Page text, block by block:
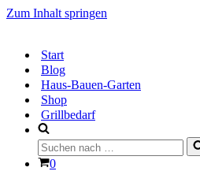
Zum Inhalt springen
Start
Blog
Haus-Bauen-Garten
Shop
Grillbedarf
Suchen
nach …
Warenkorb
0